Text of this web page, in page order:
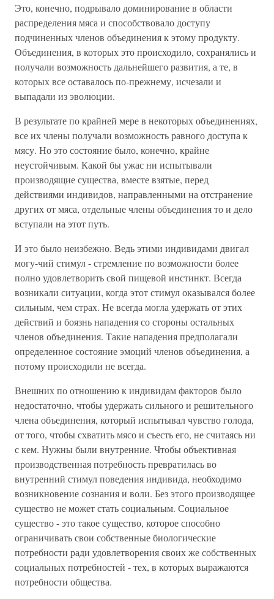
Это, конечно, подрывало доминирование в области
распределения мяса и способствовало доступу
подчиненных членов объединения к этому продукту.
Объединения, в которых это происходило, сохранялись и
получали возможность дальнейшего развития, а те, в
которых все оставалось по-прежнему, исчезали и
выпадали из эволюции.
В результате по крайней мере в некоторых объединениях,
все их члены получали возможность равного доступа к
мясу. Но это состояние было, конечно, крайне
неустойчивым. Какой бы ужас ни испытывали
производящие существа, вместе взятые, перед
действиями индивидов, направленными на отстранение
других от мяса, отдельные члены объединения то и дело
вступали на этот путь.
И это было неизбежно. Ведь этими индивидами двигал
могу-чий стимул - стремление по возможности более
полно удовлетворить свой пищевой инстинкт. Всегда
возникали ситуации, когда этот стимул оказывался более
сильным, чем страх. Не всегда могла удержать от этих
действий и боязнь нападения со стороны остальных
членов объединения. Такие нападения предполагали
определенное состояние эмоций членов объединения, а
потому происходили не всегда.
Внешних по отношению к индивидам факторов было
недостаточно, чтобы удержать сильного и решительного
члена объединения, который испытывал чувство голода,
от того, чтобы схватить мясо и съесть его, не считаясь ни
с кем. Нужны были внутренние. Чтобы объективная
производственная потребность превратилась во
внутренний стимул поведения индивида, необходимо
возникновение сознания и воли. Без этого производящее
существо не может стать социальным. Социальное
существо - это такое существо, которое способно
ограничивать свои собственные биологические
потребности ради удовлетворения своих же собственных
социальных потребностей - тех, в которых выражаются
потребности общества.